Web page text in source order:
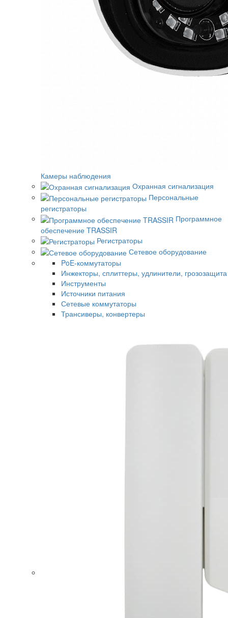
Камеры наблюдения
Охранная сигнализация
Персональные
регистраторы
Программное
обеспечение TRASSIR
Регистраторы
Сетевое оборудование
PoE-коммутаторы
Инжекторы, сплиттеры, удлинители, грозозащита
Инструменты
Источники питания
Сетевые коммутаторы
Трансиверы, конвертеры